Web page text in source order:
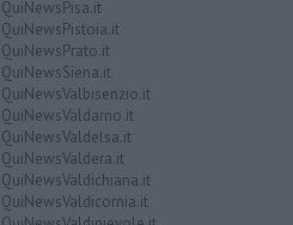
QuiNewsPisa.it
QuiNewsPistoia.it
QuiNewsPrato.it
QuiNewsSiena.it
QuiNewsValbisenzio.it
QuiNewsValdarno.it
QuiNewsValdelsa.it
QuiNewsValdera.it
QuiNewsValdichiana.it
QuiNewsValdicornia.it